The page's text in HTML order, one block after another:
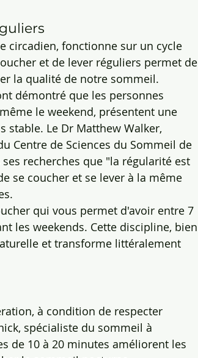
circadien, fonctionne sur un cycle
et de lever réguliers permet de
la qualité de notre sommeil.
démontré que les personnes
le weekend, présentent une
Le Dr Matthew Walker,
Centre de Sciences du Sommeil de
recherches que "la régularité est
se coucher et se lever à la même
qui vous permet d'avoir entre 7
les weekends. Cette discipline, bien
et transforme littéralement
à condition de respecter
spécialiste du sommeil à
de 10 à 20 minutes améliorent les